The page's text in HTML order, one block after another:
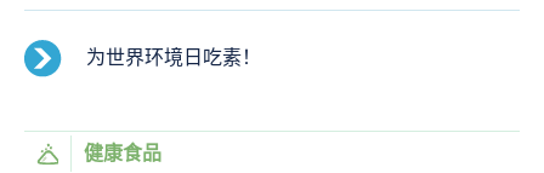
为世界环境日吃素！
健康食品